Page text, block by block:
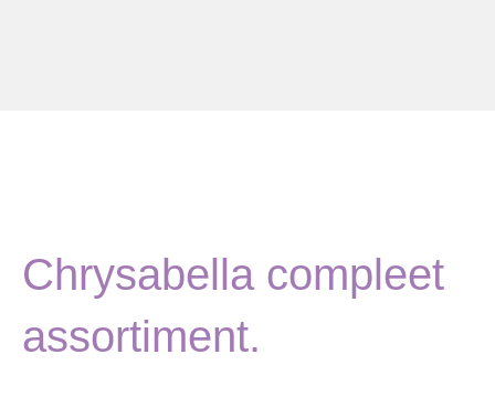
Chrysabella compleet
assortiment.